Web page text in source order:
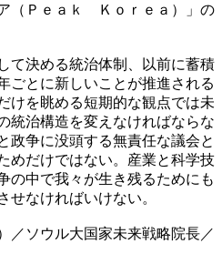
（Ｐｅａｋ Ｋｏｒｅａ）」の
て決める統治体制、以前に蓄積
ごとに新しいことが推進される
けを眺める短期的な観点では未
統治構造を変えなければならな
政争に没頭する無責任な議会と
めだけではない。産業と科学技
の中で我々が生き残るためにも
せなければいけない。
／ソウル大国家未来戦略院長／